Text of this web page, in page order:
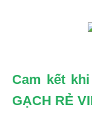
Cam kết
GẠCH RẺ